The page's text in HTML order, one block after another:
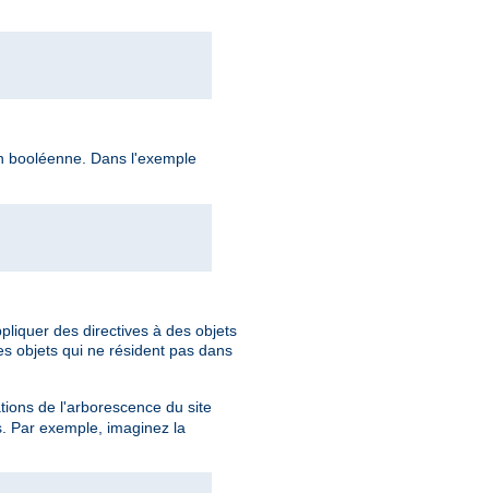
booléenne. Dans l'exemple
des directives à des objets
objets qui ne résident pas dans
de l'arborescence du site
Par exemple, imaginez la